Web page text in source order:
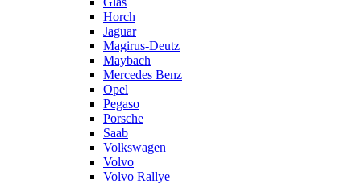
Horch
Jaguar
Magirus-Deutz
Maybach
Mercedes Benz
Opel
Pegaso
Porsche
Saab
Volkswagen
Volvo
Volvo Rallye